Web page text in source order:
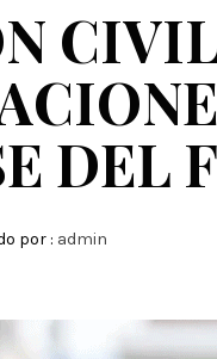
DEL
por : admin